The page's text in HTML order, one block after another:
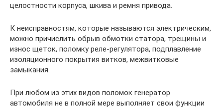
целостности корпуса, шкива и ремня привода.
К неисправностям, которые называются электрическим,
можно причислить обрыв обмотки статора, трещины и
износ щеток, поломку реле-регулятора, подплавление
изоляционного покрытия витков, межвитковые
замыкания.
При любом из этих видов поломок генератор
автомобиля не в полной мере выполняет свои функции